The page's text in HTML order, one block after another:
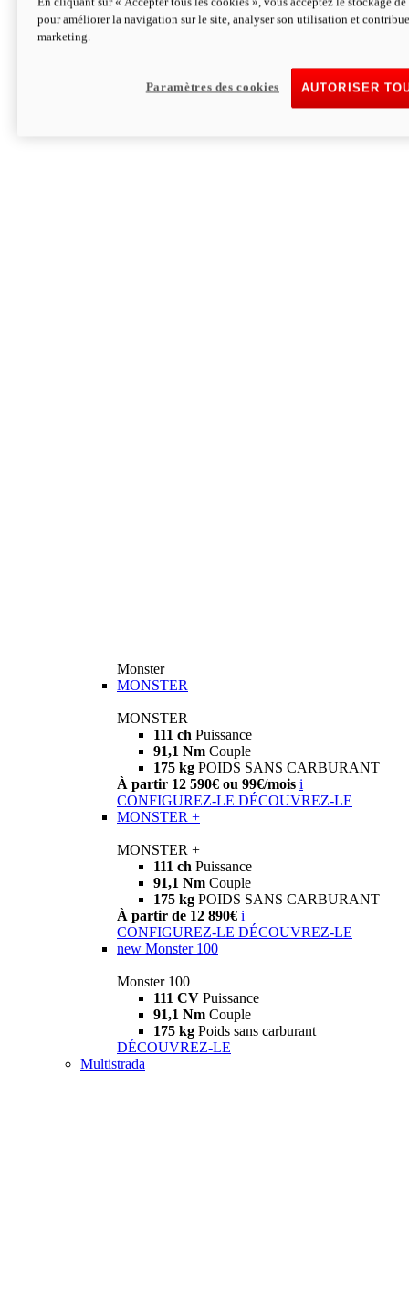
Hypermotard V2 SP 100
Découvrez-le
Monster
MONSTER
MONSTER
111 ch Puissance
91,1 Nm Couple
175 kg POIDS SANS CARBURANT
À partir 12 590€ ou 99€/mois i
CONFIGUREZ-LE DÉCOUVREZ-LE
MONSTER +
MONSTER +
111 ch Puissance
91,1 Nm Couple
175 kg POIDS SANS CARBURANT
À partir de 12 890€ i
CONFIGUREZ-LE DÉCOUVREZ-LE
new Monster 100
Monster 100
111 CV Puissance
91,1 Nm Couple
175 kg Poids sans carburant
DÉCOUVREZ-LE
Multistrada
pour améliorer la navigation sur le site, analyser son utilisation et
marketing.
AUTORISER
Paramètres des cookies